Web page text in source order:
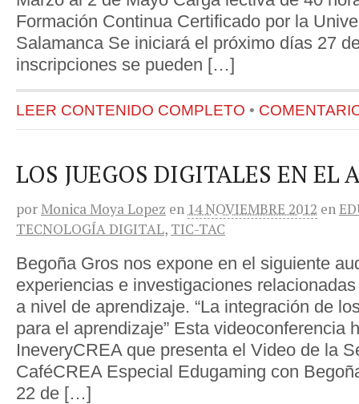
Formación Continua Certificado por la
Salamanca Se iniciará el próximo días 27
inscripciones se pueden […]
LEER CONTENIDO COMPLETO •
LOS JUEGOS DIGITALES EN EL
por Monica Moya Lopez en 14 NOVIEMBRE 2012 en
TECNOLOGÍA DIGITAL, TIC-TAC
Begoña Gros nos expone en el siguiente
experiencias e investigaciones
a nivel de aprendizaje. “La integración de
para el aprendizaje” Esta videoconferencia
IneveryCREA que presenta el Video de la
CaféCREA Especial Edugaming con
22 de […]